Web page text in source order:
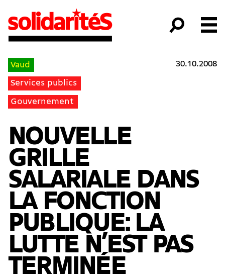
Vaud
Services publics
Gouvernement
30.10.2008
NOUVELLE
GRILLE
SALARIALE DANS
LA FONCTION
PUBLIQUE: LA
LUTTE N’EST PAS
TERMINÉE